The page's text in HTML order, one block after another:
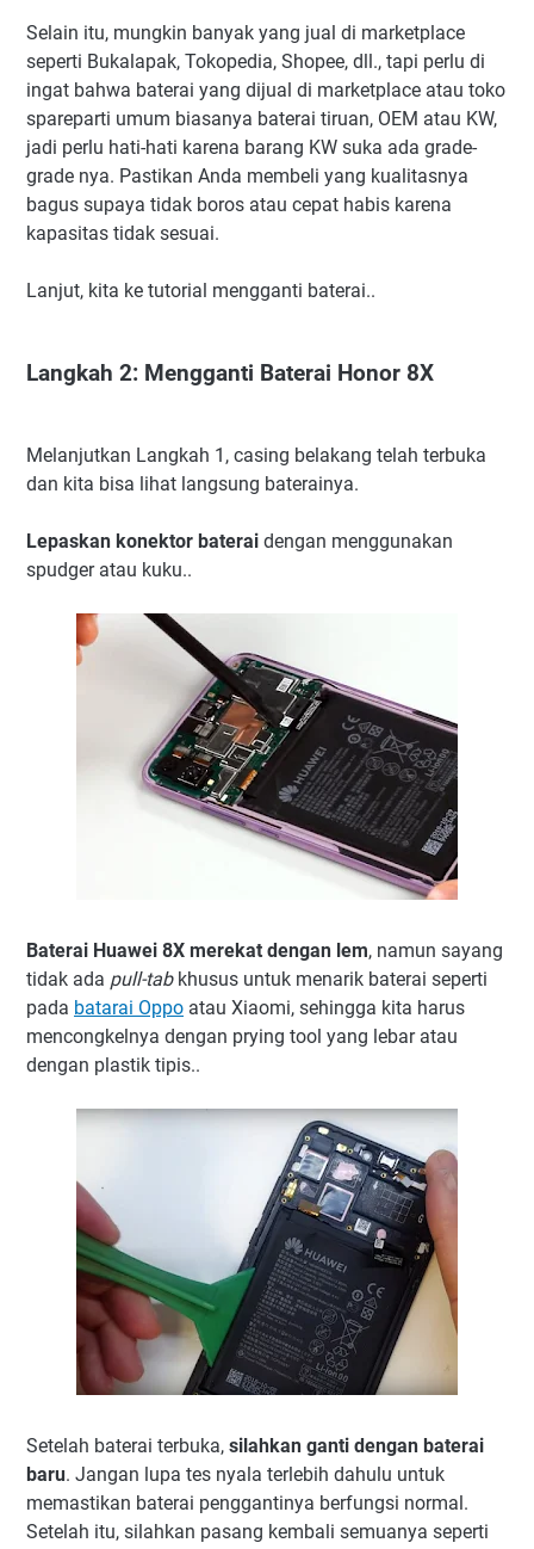
Selain itu, mungkin banyak yang jual di marketplace
seperti Bukalapak, Tokopedia, Shopee, dll., tapi perlu di
ingat bahwa baterai yang dijual di marketplace atau toko
spareparti umum biasanya baterai tiruan, OEM atau KW,
jadi perlu hati-hati karena barang KW suka ada grade-
grade nya. Pastikan Anda membeli yang kualitasnya
bagus supaya tidak boros atau cepat habis karena
kapasitas tidak sesuai.
Lanjut, kita ke tutorial mengganti baterai..
Langkah 2: Mengganti Baterai Honor 8X
Melanjutkan Langkah 1, casing belakang telah terbuka
dan kita bisa lihat langsung baterainya.
Lepaskan konektor baterai dengan menggunakan
spudger atau kuku..
Baterai Huawei 8X merekat dengan lem, namun sayang
tidak ada pull-tabkhusus untuk menarik baterai seperti
pada batarai Oppo atau Xiaomi, sehingga kita harus
mencongkelnya dengan prying tool yang lebar atau
dengan plastik tipis..
Setelah baterai terbuka, silahkan ganti dengan baterai
baru. Jangan lupa tes nyala terlebih dahulu untuk
memastikan baterai penggantinya berfungsi normal.
Setelah itu, silahkan pasang kembali semuanya seperti